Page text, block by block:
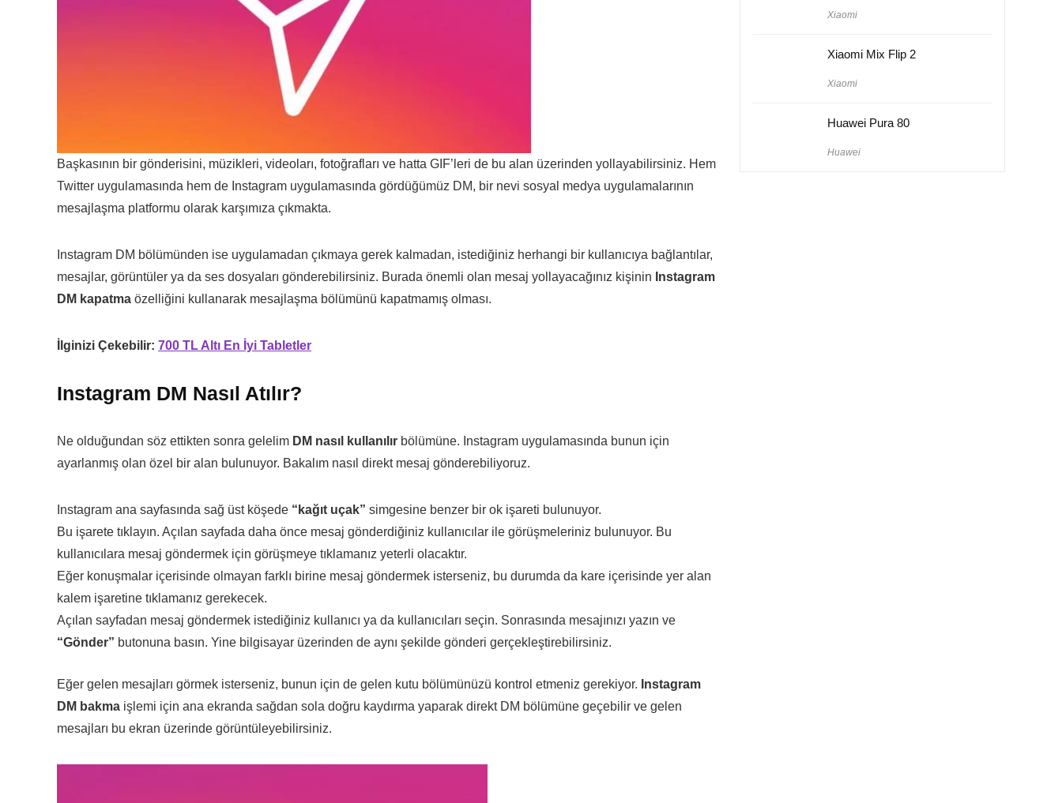
Başkasının bir gönderisini, müzikleri, videoları, fotoğrafları ve hatta GIF’leri de bu alan üzerinden yollayabilirsiniz. Hem
Twitter uygulamasında hem de Instagram uygulamasında gördüğümüz DM, bir nevi sosyal medya uygulamalarının
mesajlaşma platformu olarak karşımıza çıkmakta.
Instagram DM bölümünden ise uygulamadan çıkmaya gerek kalmadan, istediğiniz herhangi bir kullanıcıya bağlantılar,
mesajlar, görüntüler ya da ses dosyaları gönderebilirsiniz. Burada önemli olan mesaj yollayacağınız kişinin Instagram
DM kapatma özelliğini kullanarak mesajlaşma bölümünü kapatmamış olması.
İlginizi Çekebilir: 700 TL Altı En İyi Tabletler
Instagram DM Nasıl Atılır?
Ne olduğundan söz ettikten sonra gelelim DM nasıl kullanılır bölümüne. Instagram uygulamasında bunun için
ayarlanmış olan özel bir alan bulunuyor. Bakalım nasıl direkt mesaj gönderebiliyoruz.
Instagram ana sayfasında sağ üst köşede “kağıt uçak” simgesine benzer bir ok işareti bulunuyor.
Bu işarete tıklayın. Açılan sayfada daha önce mesaj gönderdiğiniz kullanıcılar ile görüşmeleriniz bulunuyor. Bu
kullanıcılara mesaj göndermek için görüşmeye tıklamanız yeterli olacaktır.
Eğer konuşmalar içerisinde olmayan farklı birine mesaj göndermek isterseniz, bu durumda da kare içerisinde yer alan
kalem işaretine tıklamanız gerekecek.
Açılan sayfadan mesaj göndermek istediğiniz kullanıcı ya da kullanıcıları seçin. Sonrasında mesajınızı yazın ve
“Gönder” butonuna basın. Yine bilgisayar üzerinden de aynı şekilde gönderi gerçekleştirebilirsiniz.
Eğer gelen mesajları görmek isterseniz, bunun için de gelen kutu bölümünüzü kontrol etmeniz gerekiyor. Instagram
DM bakma işlemi için ana ekranda sağdan sola doğru kaydırma yaparak direkt DM bölümüne geçebilir ve gelen
mesajları bu ekran üzerinde görüntüleyebilirsiniz.
Xiaomi
Xiaomi Mix Flip 2
Xiaomi
Huawei Pura 80
Huawei